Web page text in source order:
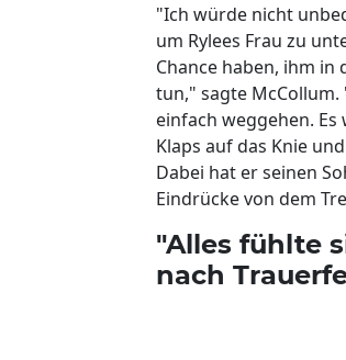
"Ich würde nicht
um Rylees Frau zu
Chance haben, ihm in
tun," sagte McCollum.
einfach weggehen.
Klaps auf das Knie
Dabei hat er seinen
Eindrücke von dem
"Alles fühlte
nach